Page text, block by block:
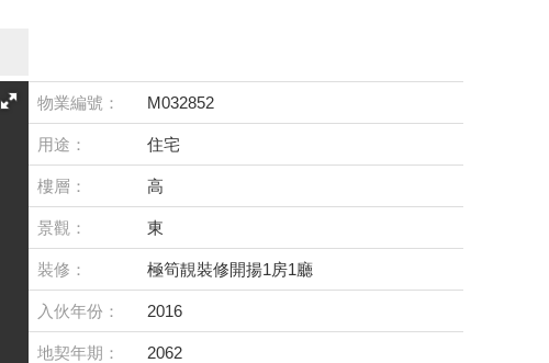
物業編號： M032852
用途： 住宅
樓層： 高
景觀： 東
裝修： 極筍靚裝修開揚1房1廳
入伙年份： 2016
地契年期： 2062